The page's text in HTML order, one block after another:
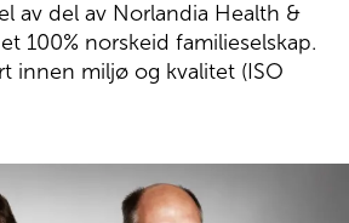
av del av Norlandia Health &
100% norskeid familieselskap.
innen miljø og kvalitet (ISO